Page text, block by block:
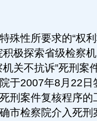
性所要求的“权利
极探索省级检察
关不抗诉”死刑案
于2007年8月22日
刑案件复核程序的
市检察院介入死